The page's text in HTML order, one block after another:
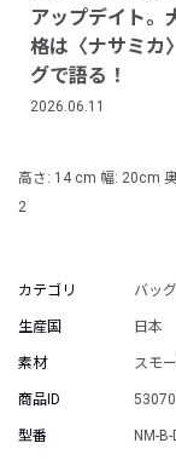
アップデイト。
格は〈ナサミカ
グで語る！
2026.06.11
高さ: 14 cm 幅: 20cm
2
カテゴリ バッ
生産国 日本
素材 スモ
商品ID 53070
型番 NM-